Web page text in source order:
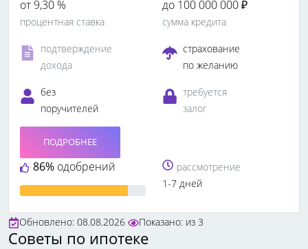
от 9,30 %
процентная ставка
до 100 000 000 ₽
сумма кредита
подтверждение
дохода
страхование
по желанию
без
поручителей
требуется
залог
86% одобрений
ПОДРОБНЕЕ
рассмотрение
1-7 дней
Обновлено: 08.08.2026 Показано: из 3
Советы по ипотеке